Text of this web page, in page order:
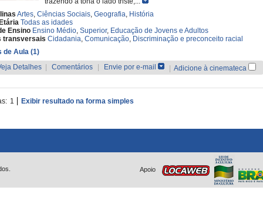
Artes, Ciências Sociais, Geografia, História
Todas as idades
Ensino Ensino Médio, Superior, Educação de Jovens e Adultos
transversais Cidadania, Comunicação, Discriminação e preconceito racial
de Aula (1)
Detalhes
Comentários Envie por e-mail Adicione à cinemateca
1 Exibir resultado na forma simples
Apoio